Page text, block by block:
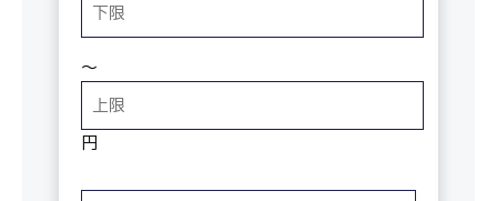
〜
円